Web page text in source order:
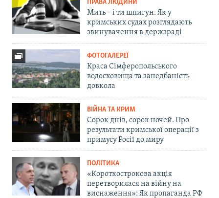
ПРАВА ЛЮДИНИ
Мить – і ти шпигун. Як у
кримських судах розглядають
звинувачення в держзраді
ФОТОГАЛЕРЕЇ
Краса Сімферопольського
водосховища та занедбаність
довкола
ВІЙНА ТА КРИМ
Сорок днів, сорок ночей. Про
результати кримської операції з
примусу Росії до миру
ПОЛІТИКА
«Короткострокова акція
перетворилася на війну на
виснаження»: Як пропаганда РФ